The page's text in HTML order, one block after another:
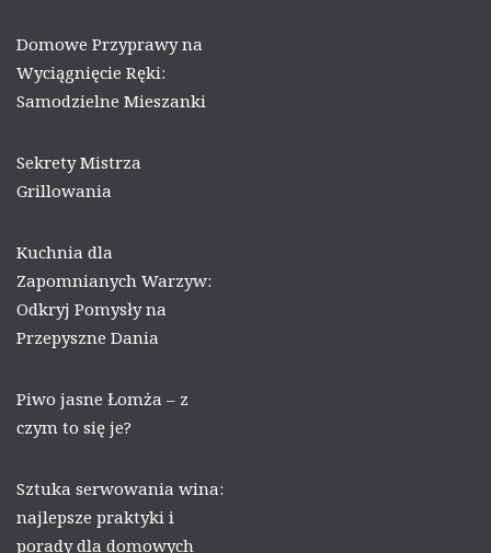
Domowe Przyprawy na
Wyciągnięcie Ręki:
Samodzielne Mieszanki
Sekrety Mistrza
Grillowania
Kuchnia dla
Zapomnianych Warzyw:
Odkryj Pomysły na
Przepyszne Dania
Piwo jasne Łomża – z
czym to się je?
Sztuka serwowania wina:
najlepsze praktyki i
porady dla domowych